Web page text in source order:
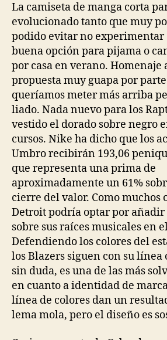
La camiseta de manga corta
evolucionado tanto que muy
podido evitar no experimentar
buena opción para pijama o
por casa en verano. Homenaje
propuesta muy guapa por
queríamos meter más arriba
liado. Nada nuevo para los
vestido el dorado sobre negro
cursos. Nike ha dicho que los
Umbro recibirán 193,06
que representa una prima de
aproximadamente un 61%
cierre del valor. Como muchos
Detroit podría optar por
sobre sus raíces musicales en
Defendiendo los colores del
los Blazers siguen con su línea
sin duda, es una de las más
en cuanto a identidad de
línea de colores dan un
lema mola, pero el diseño es